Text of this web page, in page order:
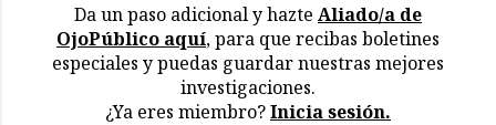
Da un paso adicional y hazte Aliado/a de
OjoPúblico aquí, para que recibas boletines
especiales y puedas guardar nuestras mejores
investigaciones.
¿Ya eres miembro?Inicia sesión.